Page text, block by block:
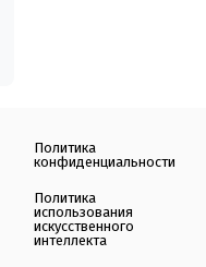
Политика
конфиденциальности
Политика
использования
искусственного
интеллекта